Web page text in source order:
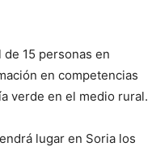
15 personas en
en competencias
verde en el medio rural.
lugar en Soria los